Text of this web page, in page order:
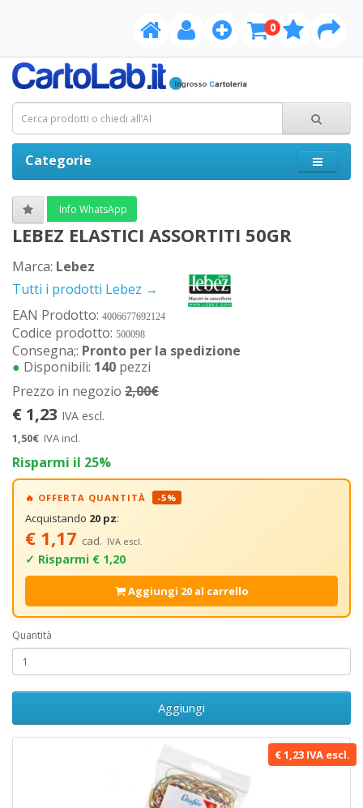
0
Categorie
€ 1,23 IVA escl.
Info WhatsApp
LEBEZ ELASTICI ASSORTITI 50GR
Marca: Lebez
Tutti i prodotti Lebez →
EAN Prodotto: 4006677692124
Codice prodotto: 500098
Consegna;: Pronto per la spedizione
● Disponibili: 140 pezzi
Prezzo in negozio 2,00€
€ 1,23 IVA escl.
1,50€ IVA incl.
Risparmi il 25%
🔥 OFFERTA QUANTITÀ -5%
Acquistando 20 pz:
€ 1,17 cad. IVA escl.
✓ Risparmi € 1,20
Aggiungi 20 al carrello
Quantità
Aggiungi